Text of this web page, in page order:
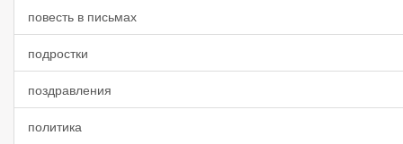
повесть в письмах
подростки
поздравления
политика